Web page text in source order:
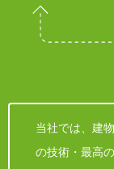
当社では、建
の技術・最高